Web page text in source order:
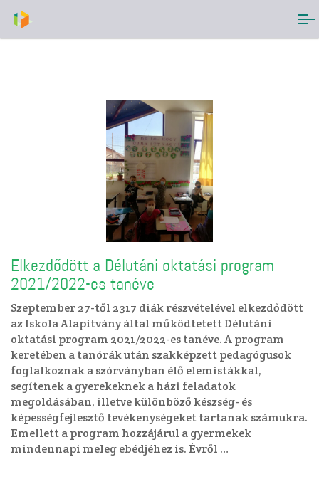
Elkezdődött a Délutáni oktatási program
2021/2022-es tanéve
Szeptember 27-től 2317 diák részvételével elkezdődött
az Iskola Alapítvány által működtetett Délutáni
oktatási program 2021/2022-es tanéve. A program
keretében a tanórák után szakképzett pedagógusok
foglalkoznak a szórványban élő elemistákkal,
segítenek a gyerekeknek a házi feladatok
megoldásában, illetve különböző készség- és
képességfejlesztő tevékenységeket tartanak számukra.
Emellett a program hozzájárul a gyermekek
mindennapi meleg ebédjéhez is. Évről …